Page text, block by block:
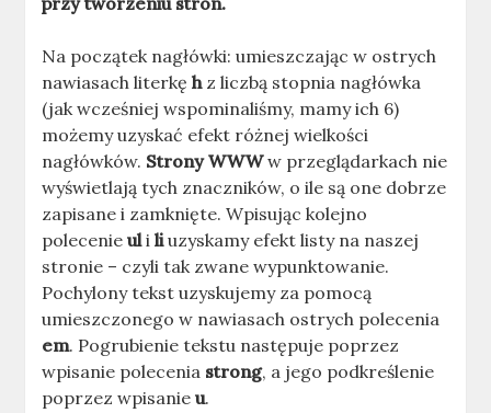
Na początek nagłówki: umieszczając w ostrych
nawiasach literkęhz liczbą stopnia nagłówka
(jak wcześniej wspominaliśmy, mamy ich 6)
możemy uzyskać efekt różnej wielkości
nagłówków. Strony WWWw przeglądarkach nie
wyświetlają tych znaczników, o ile są one dobrze
zapisane i zamknięte. Wpisując kolejno
polecenieuliliuzyskamy efekt listy na naszej
stronie – czyli tak zwane wypunktowanie.
Pochylony tekst uzyskujemy za pomocą
umieszczonego w nawiasach ostrych polecenia
em. Pogrubienie tekstu następuje poprzez
wpisanie polecenia strong, a jego podkreślenie
poprzez wpisanieu.